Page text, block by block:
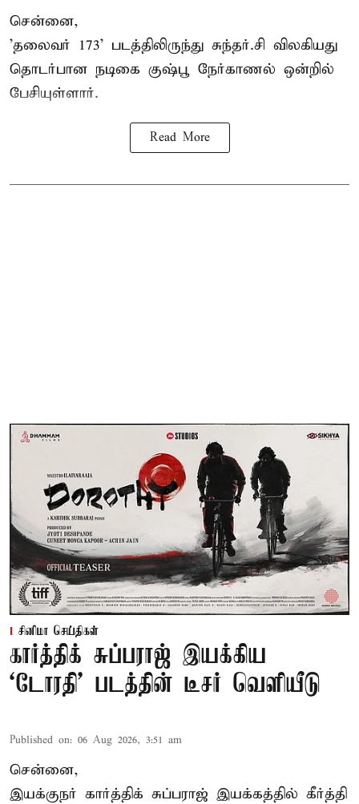
சென்னை,
'தலைவர் 173' படத்திலிருந்து சுந்தர்.சி விலகியது
தொடர்பான நடிகை குஷ்பூ நேர்காணல் ஒன்றில்
பேசியுள்ளார்.
Read More
சினிமா செய்திகள்
கார்த்திக் சுப்பராஜ் இயக்கிய
`டோரதி' படத்தின் டீசர் வெளியீடு
Published on: 06 Aug 2026, 3:51 am
சென்னை,
இயக்குநர் கார்த்திக் சுப்பராஜ் இயக்கத்தில் கீர்த்தி